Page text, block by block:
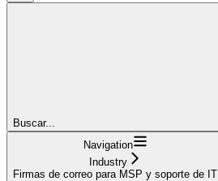
Buscar...
Navigation
Industry
Firmas de correo para MSP y soporte de IT